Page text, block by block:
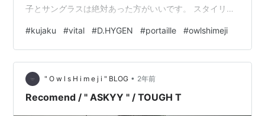
子とサングラスは絶対あった方がいいです。 スタイリン
/ Linen×Cotton Half Sleeve Cutsew / black Inner：
D.HYGEN / ST101-0922S / Cold Dyed Cotton×Rayon
Rib Tanktop / CHARCOAL(私物) Bottoms： k…
#kujaku #vital #D.HYGEN #portaille #owlshimeji
" O w l s H i m e j i " BLOG • 2年前
Recomend / " ASKYY " / TOUGH T